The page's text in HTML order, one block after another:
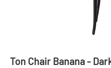
Ton Chair Banana -